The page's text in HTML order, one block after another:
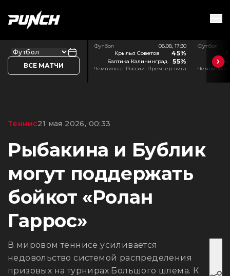
ВСЕ МАТЧИ
Футбол
08.08, 17:30
Крылья Советов
45%
Балтика Калининград 55%
Чемпионат России. Премьер-лига
Футбол
Чемпионат
Теннис21 мая 2026, 00:33
Рыбакина и Бублик
могут поддержать
бойкот «Ролан
Гаррос»
В мировом теннисе усиливается
недовольство системой распределения
призовых на турнирах Большого шлема. К